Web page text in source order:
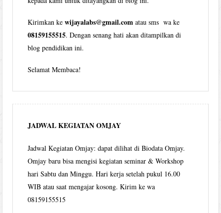
Kirimkan kewijayalabs@gmail.com atau sms wa ke
08159155515. Dengan senang hati akan ditampilkan di
blog pendidikan ini.
Selamat Membaca!
JADWAL KEGIATAN OMJAY
Jadwal Kegiatan Omjay: dapat dilihat di Biodata Omjay.
Omjay baru bisa mengisi kegiatan seminar & Workshop
hari Sabtu dan Minggu. Hari kerja setelah pukul 16.00
WIB atau saat mengajar kosong. Kirim ke wa
08159155515